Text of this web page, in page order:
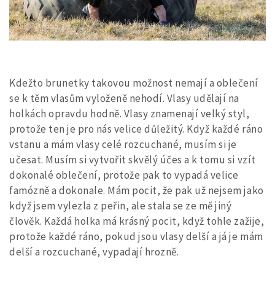
Kdežto brunetky takovou možnost nemají a oblečení
se k těm vlasům vyloženě nehodí. Vlasy udělají na
holkách opravdu hodně. Vlasy znamenají velký styl,
protože ten je pro nás velice důležitý. Když každé ráno
vstanu a mám vlasy celé rozcuchané, musím si je
učesat. Musím si vytvořit skvělý účes a k tomu si vzít
dokonalé oblečení, protože pak to vypadá velice
famózně a dokonale. Mám pocit, že pak už nejsem jako
když jsem vylezla z peřin, ale stala se ze mě jiný
člověk. Každá holka má krásný pocit, když tohle zažije,
protože každé ráno, pokud jsou vlasy delší a já je mám
delší a rozcuchané, vypadají hrozně.